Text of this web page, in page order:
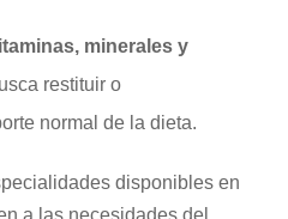
minerales y
restituir o
normal de la dieta.
disponibles en
a las necesidades del